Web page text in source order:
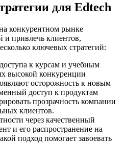
для Edtech
конкурентном рынке
и привлечь клиентов,
ключевых стратегий:
к курсам и учебным
высокой конкуренции
осторожность к новым
доступ к продуктам
прозрачность компании
клиентов.
через качественный
и его распространение на
подход помогает завоевать